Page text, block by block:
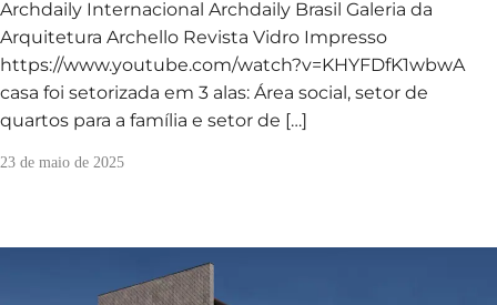
Archdaily Internacional Archdaily Brasil Galeria da
Arquitetura Archello Revista Vidro Impresso
https://www.youtube.com/watch?v=KHYFDfK1wbwA
casa foi setorizada em 3 alas: Área social, setor de
quartos para a família e setor de […]
23 de maio de 2025